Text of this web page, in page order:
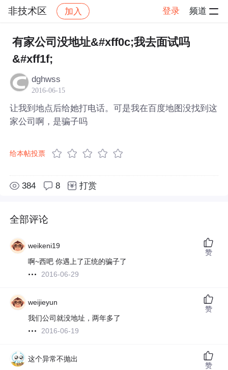
非技术区 加入 登录 频道
社区 非技术区 帖子详情
有家公司没地址&#xff0c;我去面试吗
&#xff1f;
dghwss
2016-06-15
让我到地点后给她打电话。可是我在百度地图没找到这
家公司啊，是骗子吗
给本帖投票
384 8 打赏
全部评论
weikeni19
啊~西吧 你遇上了正统的骗子了
2016-06-29
赞
weijieyun
我们公司就没地址，两年多了
2016-06-19
赞
这个异常不抛出
赞